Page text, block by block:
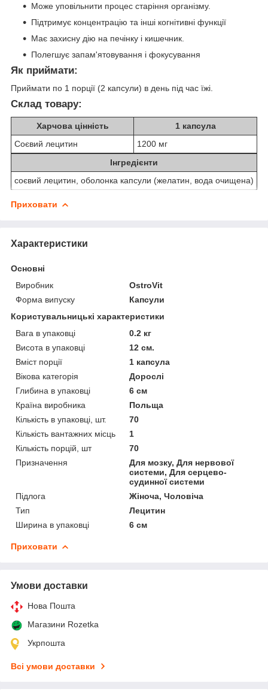
Може уповільнити процес старіння організму.
Підтримує концентрацію та інші когнітивні функції
Має захисну дію на печінку і кишечник.
Полегшує запам'ятовування і фокусування
Як приймати:
Приймати по 1 порції (2 капсули) в день під час їжі.
Склад товару:
Харчова цінність
1 капсула
Соєвий лецитин
1200 мг
Інгредієнти
соєвий лецитин, оболонка капсули (желатин, вода очищена)
Приховати
Характеристики
Основні
Виробник
OstroVit
Форма випуску
Капсули
Користувальницькі характеристики
Вага в упаковці
0.2 кг
Висота в упаковці
12 см.
Вміст порції
1 капсула
Вікова категорія
Дорослі
Глибина в упаковці
6 см
Країна виробника
Польща
Кількість в упаковці, шт.
70
Кількість вантажних місць
1
Кількість порцій, шт
70
Призначення
Для мозку, Для нервової
системи, Для серцево-
судинної системи
Підлога
Жіноча, Чоловіча
Тип
Лецитин
Ширина в упаковці
6 см
Приховати
Умови доставки
Нова Пошта
Магазини Rozetka
Укрпошта
Всі умови доставки